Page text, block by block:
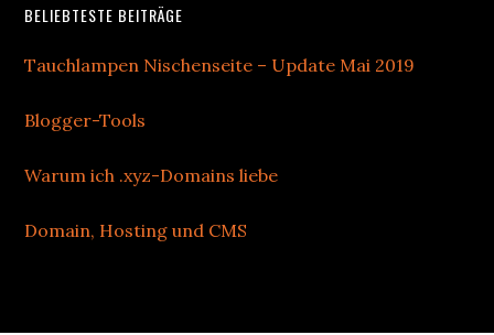
BELIEBTESTE BEITRÄGE
Tauchlampen Nischenseite – Update Mai 2019
Blogger-Tools
Warum ich .xyz-Domains liebe
Domain, Hosting und CMS